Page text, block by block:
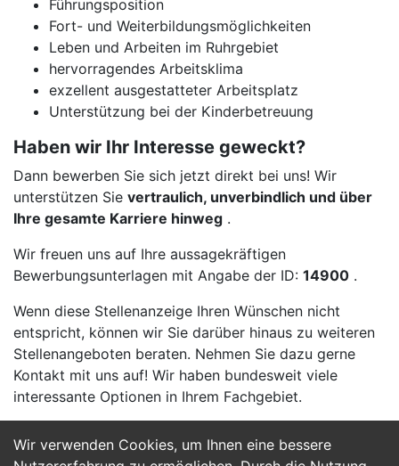
Wir verwenden Cookies, um Ihnen eine bessere
Führungsposition
Fort- und Weiterbildungsmöglichkeiten
Leben und Arbeiten im Ruhrgebiet
hervorragendes Arbeitsklima
exzellent ausgestatteter Arbeitsplatz
Unterstützung bei der Kinderbetreuung
Haben wir Ihr Interesse geweckt?
Dann bewerben Sie sich jetzt direkt bei uns! Wir
unterstützen Sie vertraulich, unverbindlich und über
Ihre gesamte Karriere hinweg .
Wir freuen uns auf Ihre aussagekräftigen
Bewerbungsunterlagen mit Angabe der ID: 14900 .
Wenn diese Stellenanzeige Ihren Wünschen nicht
entspricht, können wir Sie darüber hinaus zu weiteren
Stellenangeboten beraten. Nehmen Sie dazu gerne
Kontakt mit uns auf! Wir haben bundesweit viele
interessante Optionen in Ihrem Fachgebiet.
Jetzt Bewerben